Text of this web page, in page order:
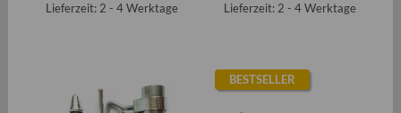
Lieferzeit: 2 - 4 Werktage
Lieferzeit: 2 - 4 Werktage
BESTSELLER